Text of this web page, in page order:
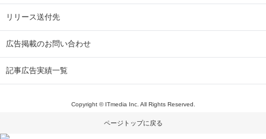
リリース送付先
広告掲載のお問い合わせ
記事広告実績一覧
Copyright © ITmedia Inc. All Rights Reserved.
ページトップに戻る